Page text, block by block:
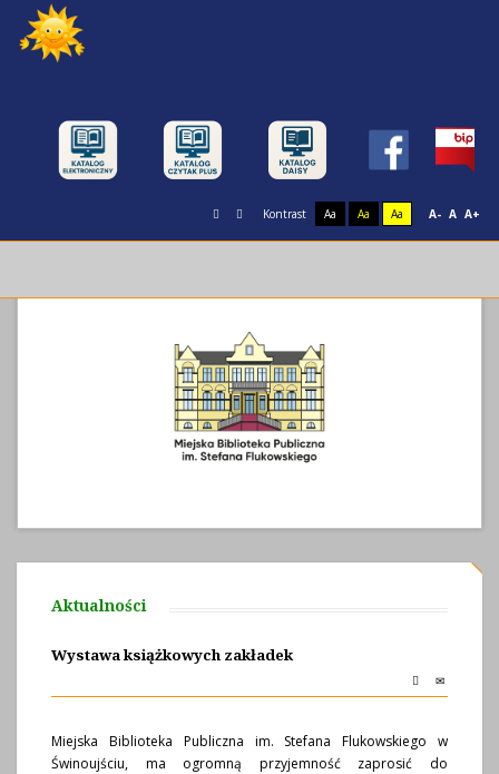
Kontrast Aa Aa Aa A- A A+
Miejska Biblioteka Publiczna im. Stefana
Aktualności
Wystawa książkowych zakładek
Miejska Biblioteka Publiczna im. Stefana Flukowskiego w
Świnoujściu, ma ogromną przyjemność zaprosić do